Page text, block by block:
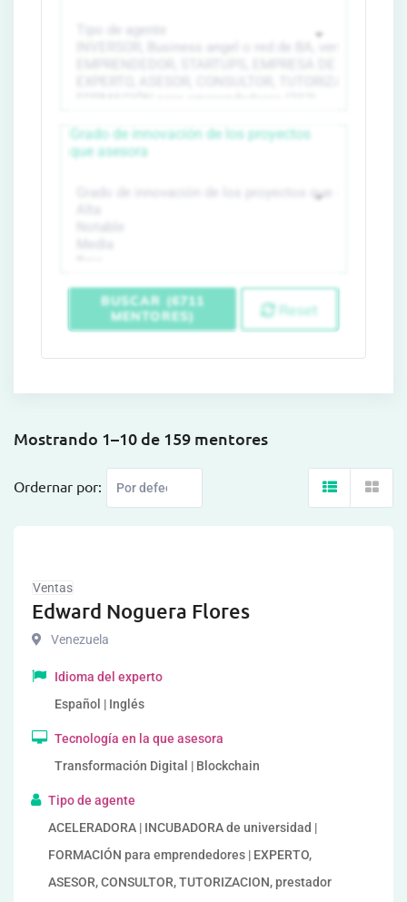
Grado de innovación de los proyectos
que asesora
BUSCAR (6711
MENTORES)
Reset
Mostrando 1–10 de 159 mentores
Ordernar por:
Ventas
Edward Noguera Flores
Venezuela
Idioma del experto
Español | Inglés
Tecnología en la que asesora
Transformación Digital | Blockchain
Tipo de agente
ACELERADORA | INCUBADORA de universidad |
FORMACIÓN para emprendedores | EXPERTO,
ASESOR, CONSULTOR, TUTORIZACION, prestador